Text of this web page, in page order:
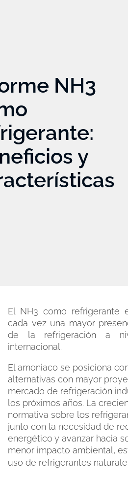
NH3
y
El NH3 como refrigerante
cada vez una mayor
de la refrigeración a
internacional.
El amoniaco se posiciona
alternativas con mayor
mercado de refrigeración
los próximos años. La
normativa sobre los
junto con la necesidad de
energético y avanzar hacia
menor impacto ambiental,
uso de refrigerantes